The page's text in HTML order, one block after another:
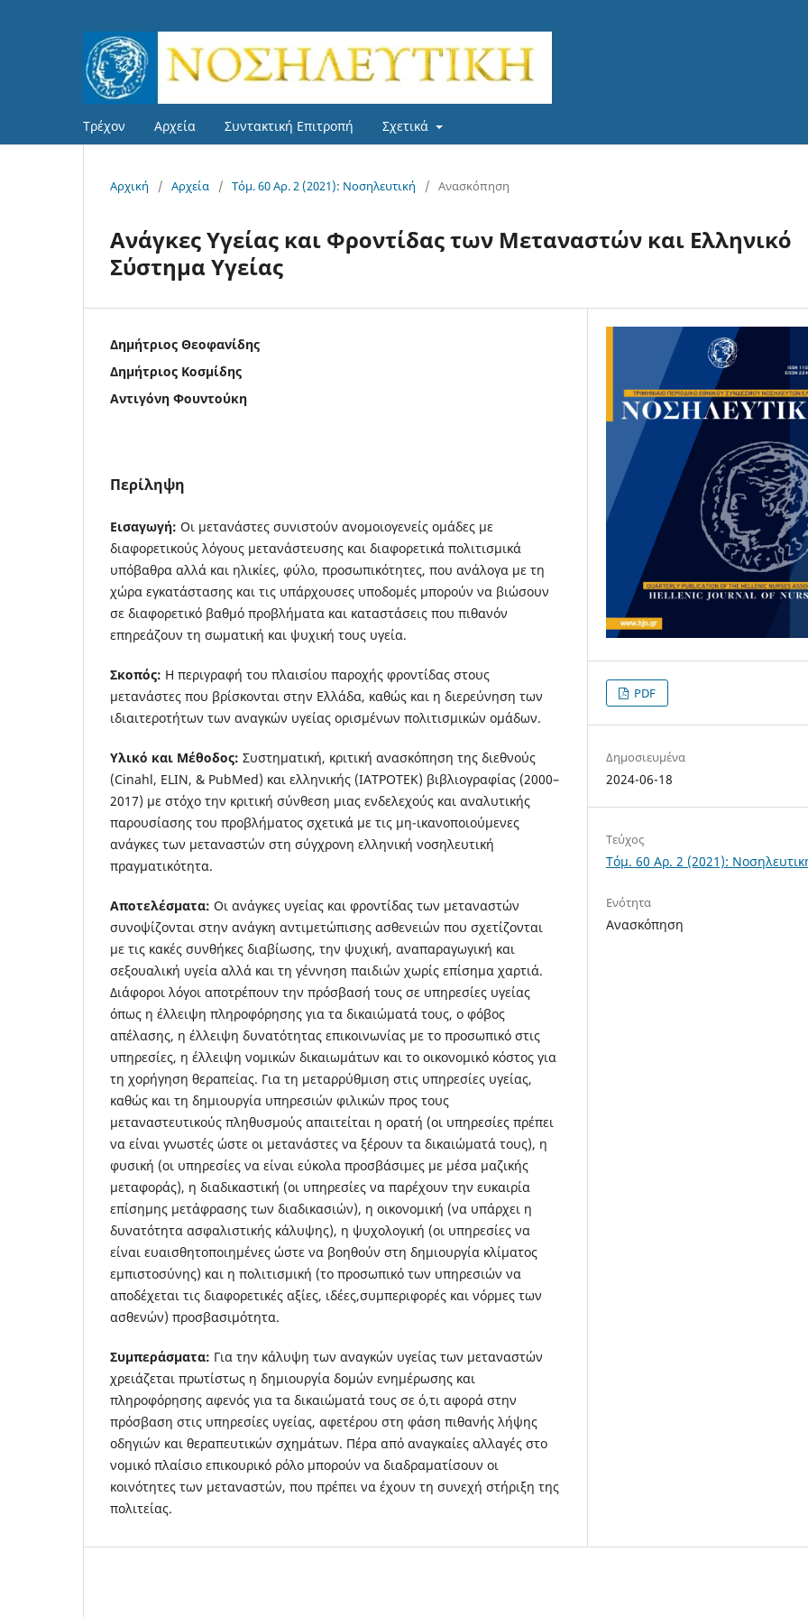
Τρέχον Αρχεία Συντακτική Επιτροπή Σχετικά
Αρχική / Αρχεία / Τόμ. 60 Αρ. 2 (2021): Νοσηλευτική / Ανασκόπηση
Ανάγκες Υγείας και Φροντίδας των Μεταναστών και Ελληνικό
Σύστημα Υγείας
Δημήτριος Θεοφανίδης
Δημήτριος Κοσμίδης
Αντιγόνη Φουντούκη
Περίληψη
Εισαγωγή: Οι μετανάστες συνιστούν ανομοιογενείς ομάδες με
διαφορετικούς λόγους μετανάστευσης και διαφορετικά πολιτισμικά
υπόβαθρα αλλά και ηλικίες, φύλο, προσωπικότητες, που ανάλογα με τη
χώρα εγκατάστασης και τις υπάρχουσες υποδομές μπορούν να βιώσουν
σε διαφορετικό βαθμό προβλήματα και καταστάσεις που πιθανόν
επηρεάζουν τη σωματική και ψυχική τους υγεία.
Σκοπός: Η περιγραφή του πλαισίου παροχής φροντίδας στους
μετανάστες που βρίσκονται στην Ελλάδα, καθώς και η διερεύνηση των
ιδιαιτεροτήτων των αναγκών υγείας ορισμένων πολιτισμικών ομάδων.
Υλικό και Μέθοδος: Συστηματική, κριτική ανασκόπηση της διεθνούς
(Cinahl, ELIN, & PubMed) και ελληνικής (ΙΑΤΡΟΤΕΚ) βιβλιογραφίας (2000–
2017) με στόχο την κριτική σύνθεση μιας ενδελεχούς και αναλυτικής
παρουσίασης του προβλήματος σχετικά με τις μη-ικανοποιούμενες
ανάγκες των μεταναστών στη σύγχρονη ελληνική νοσηλευτική
πραγματικότητα.
Αποτελέσματα: Οι ανάγκες υγείας και φροντίδας των μεταναστών
συνοψίζονται στην ανάγκη αντιμετώπισης ασθενειών που σχετίζονται
με τις κακές συνθήκες διαβίωσης, την ψυχική, αναπαραγωγική και
σεξουαλική υγεία αλλά και τη γέννηση παιδιών χωρίς επίσημα χαρτιά.
Διάφοροι λόγοι αποτρέπουν την πρόσβασή τους σε υπηρεσίες υγείας
όπως η έλλειψη πληροφόρησης για τα δικαιώματά τους, ο φόβος
απέλασης, η έλλειψη δυνατότητας επικοινωνίας με το προσωπικό στις
υπηρεσίες, η έλλειψη νομικών δικαιωμάτων και το οικονομικό κόστος για
τη χορήγηση θεραπείας. Για τη μεταρρύθμιση στις υπηρεσίες υγείας,
καθώς και τη δημιουργία υπηρεσιών φιλικών προς τους
μεταναστευτικούς πληθυσμούς απαιτείται η ορατή (οι υπηρεσίες πρέπει
να είναι γνωστές ώστε οι μετανάστες να ξέρουν τα δικαιώματά τους), η
φυσική (οι υπηρεσίες να είναι εύκολα προσβάσιμες με μέσα μαζικής
μεταφοράς), η διαδικαστική (οι υπηρεσίες να παρέχουν την ευκαιρία
επίσημης μετάφρασης των διαδικασιών), η οικονομική (να υπάρχει η
δυνατότητα ασφαλιστικής κάλυψης), η ψυχολογική (οι υπηρεσίες να
είναι ευαισθητοποιημένες ώστε να βοηθούν στη δημιουργία κλίματος
εμπιστοσύνης) και η πολιτισμική (το προσωπικό των υπηρεσιών να
αποδέχεται τις διαφορετικές αξίες, ιδέες,συμπεριφορές και νόρμες των
ασθενών) προσβασιμότητα.
Συμπεράσματα: Για την κάλυψη των αναγκών υγείας των μεταναστών
χρειάζεται πρωτίστως η δημιουργία δομών ενημέρωσης και
πληροφόρησης αφενός για τα δικαιώματά τους σε ό,τι αφορά στην
πρόσβαση στις υπηρεσίες υγείας, αφετέρου στη φάση πιθανής λήψης
οδηγιών και θεραπευτικών σχημάτων. Πέρα από αναγκαίες αλλαγές στο
νομικό πλαίσιο επικουρικό ρόλο μπορούν να διαδραματίσουν οι
κοινότητες των μεταναστών, που πρέπει να έχουν τη συνεχή στήριξη της
πολιτείας.
PDF
Δημοσιευμένα
2024-06-18
Τεύχος
Τόμ. 60 Αρ. 2 (2021):
Ενότητα
Ανασκόπηση